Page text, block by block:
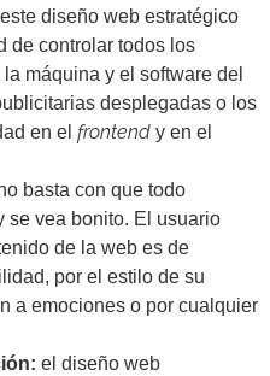
diseño web estratégico
de controlar todos los
máquina y el software del
desplegadas o los
en el frontend y en el
basta con que todo
se vea bonito. El usuario
de la web es de
por el estilo de su
a emociones o por cualquier
el diseño web